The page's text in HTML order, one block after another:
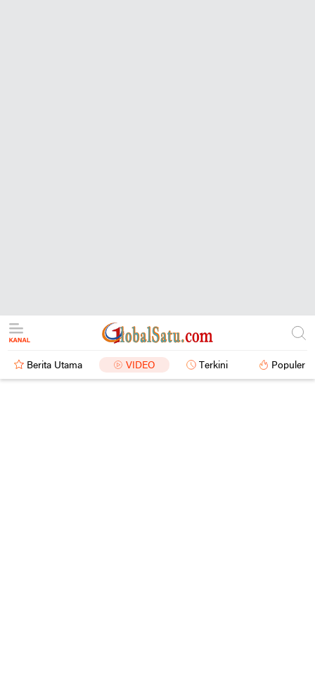
Berita Utama VIDEO Terkini Populer